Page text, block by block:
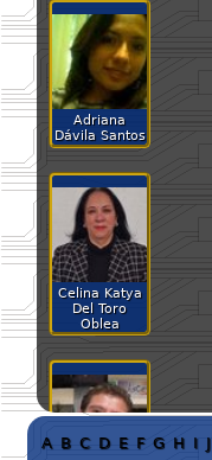
Adriana
Dávila Santos
Celina Katya
Del Toro
Oblea
A B C D E F G H I J